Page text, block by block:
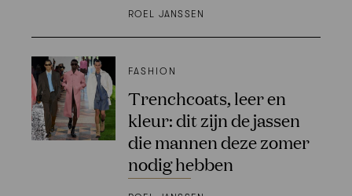
ROEL JANSSEN
FASHION
Trenchcoats, leer en
kleur: dit zijn de jassen
die mannen deze zomer
nodig hebben